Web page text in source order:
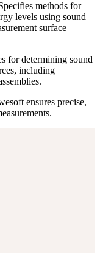
methods for
levels using sound
surface
for determining sound
including
ensures precise,